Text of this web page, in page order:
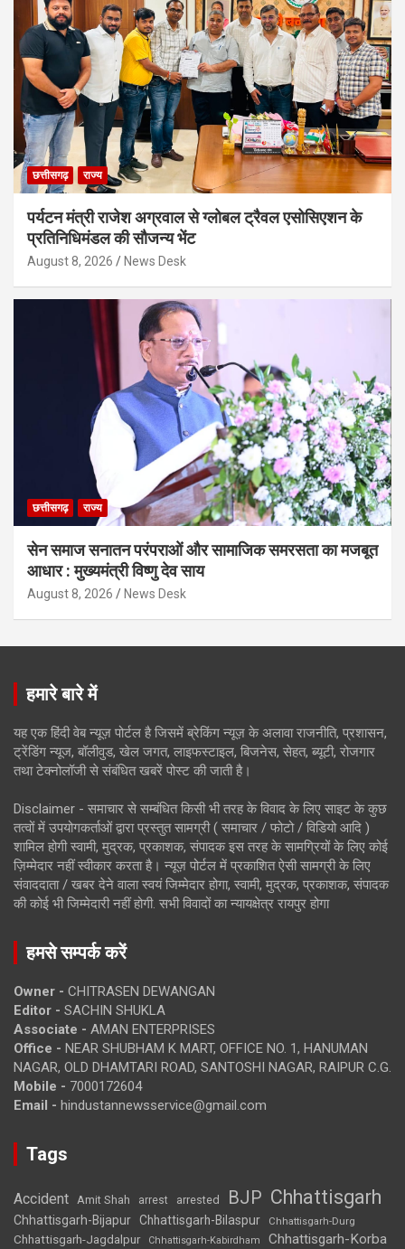
छत्तीसगढ़ राज्य
पर्यटन मंत्री राजेश अग्रवाल से ग्लोबल ट्रैवल एसोसिएशन के
प्रतिनिधिमंडल की सौजन्य भेंट
August 8, 2026 News Desk
छत्तीसगढ़ राज्य
सेन समाज सनातन परंपराओं और सामाजिक समरसता का मजबूत
आधार : मुख्यमंत्री विष्णु देव साय
August 8, 2026 News Desk
हमारे बारे में
यह एक हिंदी वेब न्यूज़ पोर्टल है जिसमें ब्रेकिंग न्यूज़ के अलावा राजनीति, प्रशासन,
ट्रेंडिंग न्यूज, बॉलीवुड, खेल जगत, लाइफस्टाइल, बिजनेस, सेहत, ब्यूटी, रोजगार
तथा टेक्नोलॉजी से संबंधित खबरें पोस्ट की जाती है।
Disclaimer - समाचार से सम्बंधित किसी भी तरह के विवाद के लिए साइट के कुछ
तत्वों में उपयोगकर्ताओं द्वारा प्रस्तुत सामग्री ( समाचार / फोटो / विडियो आदि )
शामिल होगी स्वामी, मुद्रक, प्रकाशक, संपादक इस तरह के सामग्रियों के लिए कोई
ज़िम्मेदार नहीं स्वीकार करता है। न्यूज़ पोर्टल में प्रकाशित ऐसी सामग्री के लिए
संवाददाता / खबर देने वाला स्वयं जिम्मेदार होगा, स्वामी, मुद्रक, प्रकाशक, संपादक
की कोई भी जिम्मेदारी नहीं होगी. सभी विवादों का न्यायक्षेत्र रायपुर होगा
हमसे सम्पर्क करें
Owner - CHITRASEN DEWANGAN
Editor - SACHIN SHUKLA
Associate - AMAN ENTERPRISES
Office - NEAR SHUBHAM K MART, OFFICE NO. 1, HANUMAN
NAGAR, OLD DHAMTARI ROAD, SANTOSHI NAGAR, RAIPUR C.G.
Mobile - 7000172604
Email - hindustannewsservice@gmail.com
Tags
Accident Amit Shah arrest arrested BJP Chhattisgarh
Chhattisgarh-Bijapur Chhattisgarh-Bilaspur Chhattisgarh-Durg
Chhattisgarh-Jagdalpur Chhattisgarh-Kabirdham Chhattisgarh-Korba